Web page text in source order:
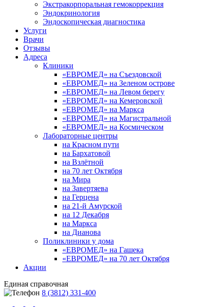
Экстракорпоральная гемокоррекция
Эндокринология
Эндоскопическая диагностика
Услуги
Врачи
Отзывы
Адреса
Клиники
«ЕВРОМЕД» на Съездовской
«ЕВРОМЕД» на Зеленом острове
«ЕВРОМЕД» на Левом берегу
«ЕВРОМЕД» на Кемеровской
«ЕВРОМЕД» на Маркса
«ЕВРОМЕД» на Магистральной
«ЕВРОМЕД» на Космическом
Лабораторные центры
на Красном пути
на Бархатовой
на Взлётной
на 70 лет Октября
на Мира
на Завертяева
на Герцена
на 21-й Амурской
на 12 Декабря
на Маркса
на Дианова
Поликлиники у дома
«ЕВРОМЕД» на Гашека
«ЕВРОМЕД» на 70 лет Октября
Акции
Единая справочная
8 (3812) 331-400